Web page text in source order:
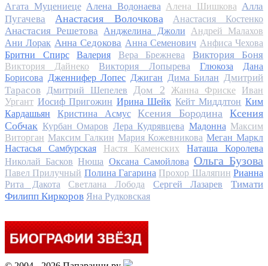
Агата Муцениеце Алена Водонаева Алена Шишкова Алла
Пугачева
Анастасия Волочкова Анастасия Костенко
Анастасия Решетова Анджелина Джоли
Андрей Малахов
Ани Лорак Анна Седокова Анна Семенович Анфиса Чехова
Бритни Спирс
Валерия Вера Брежнева Виктория Боня
Виктория Дайнеко Виктория Лопырева Глюкоза
Дана
Борисова Дженнифер Лопес Джиган Дима Билан Дмитрий
Тарасов
Дмитрий Шепелев Дом 2 Жанна Фриске
Иван
Ургант Иосиф Пригожин Ирина Шейк Кейт Миддлтон Ким
Кардашьян
Кристина Асмус Ксения Бородина
Ксения
Собчак Курбан Омаров Лера Кудрявцева Мадонна Максим
Виторган Максим Галкин Мария Кожевникова Меган Маркл
Настасья Самбурская
Настя Каменских
Наташа Королева
Николай Басков Нюша Оксана Самойлова Ольга Бузова
Павел Прилучный Полина Гагарина Прохор Шаляпин Рианна
Рита Дакота
Светлана Лобода Сергей Лазарев
Тимати
Филипп Киркоров Яна Рудковская